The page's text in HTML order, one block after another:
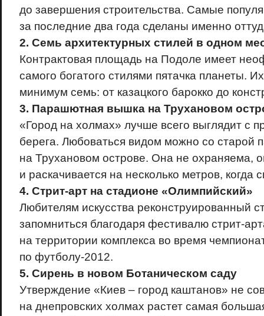
до завершения строительства. Самые
за последние два года сделаны именно
2. Семь архитектурных стилей в одном
Контрактовая площадь на Подоле имеет
самого богатого стилями пятачка планеты.
минимум семь: от казацкого барокко до
3. Парашютная вышка на Трухановом
«Город на холмах» лучше всего выглядит с
берега. Любоваться видом можно со старой
на Трухановом острове. Она не охраняема,
и раскачивается на несколько метров, когда
4. Стрит-арт на стадионе «Олимпийский»
Любителям искусства реконструированный
запомниться благодаря фестивалю стрит-
на территории комплекса во время
по футболу-2012.
5. Сирень в новом Ботаническом саду
Утверждение «Киев – город каштанов» не
на днепровских холмах растет самая